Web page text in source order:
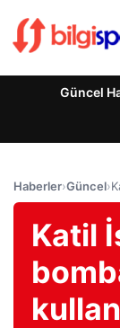
Güncel
Haberler›Güncel›
Katil